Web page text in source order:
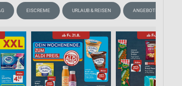
EISCREME URLAUB & REISEN ANGEBOTE AB